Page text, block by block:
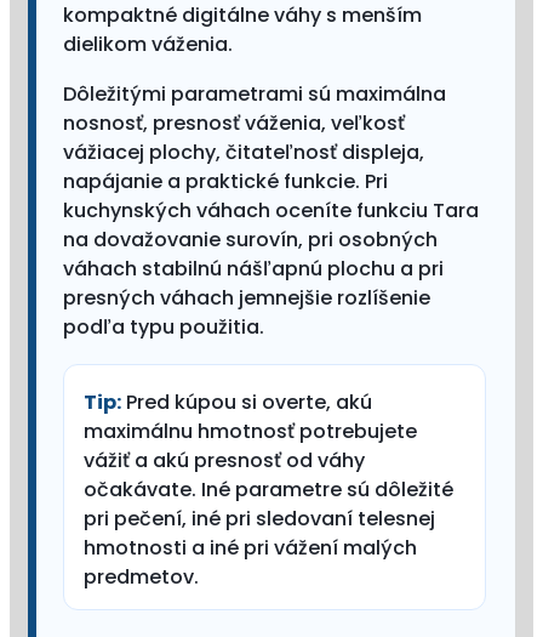
kompaktné digitálne váhy s menším
dielikom váženia.
Dôležitými parametrami sú maximálna
nosnosť, presnosť váženia, veľkosť
vážiacej plochy, čitateľnosť displeja,
napájanie a praktické funkcie. Pri
kuchynských váhach oceníte funkciu Tara
na dovažovanie surovín, pri osobných
váhach stabilnú nášľapnú plochu a pri
presných váhach jemnejšie rozlíšenie
podľa typu použitia.
Tip: Pred kúpou si overte, akú
maximálnu hmotnosť potrebujete
vážiť a akú presnosť od váhy
očakávate. Iné parametre sú dôležité
pri pečení, iné pri sledovaní telesnej
hmotnosti a iné pri vážení malých
predmetov.